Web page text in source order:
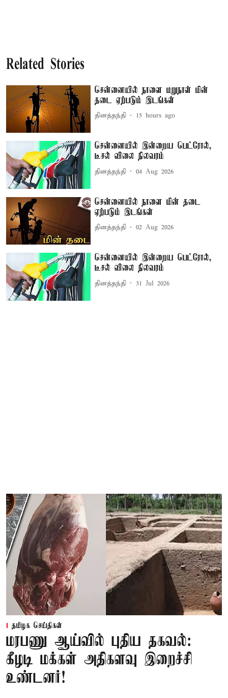
Related Stories
சென்னையில் நாளை மறுநாள் மின்
தடை ஏற்படும் இடங்கள்
தினத்தந்தி 15 hours ago
சென்னையில் இன்றைய பெட்ரோல்,
டீசல் விலை நிலவரம்
தினத்தந்தி 04 Aug 2026
சென்னையில் நாளை மின் தடை
ஏற்படும் இடங்கள்
தினத்தந்தி 02 Aug 2026
சென்னையில் இன்றைய பெட்ரோல்,
டீசல் விலை நிலவரம்
தினத்தந்தி 31 Jul 2026
தமிழக செய்திகள்
மரபணு ஆய்வில் புதிய தகவல்:
கீழடி மக்கள் அதிகளவு இறைச்சி
உண்டனர்!